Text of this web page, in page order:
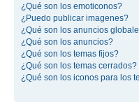
¿Qué son los emoticonos?
¿Puedo publicar imagenes?
¿Qué son los anuncios
¿Qué son los anuncios?
¿Qué son los temas fijos?
¿Qué son los temas cerrados?
¿Qué son los iconos para los